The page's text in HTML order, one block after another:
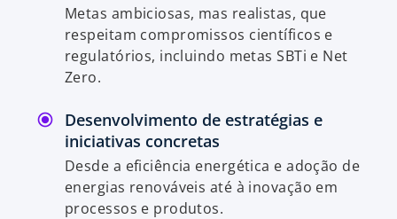
Metas ambiciosas, mas realistas, que
respeitam compromissos científicos e
regulatórios, incluindo metas SBTi e Net
Zero.
Desenvolvimento de estratégias e
iniciativas concretas
Desde a eficiência energética e adoção de
energias renováveis até à inovação em
processos e produtos.